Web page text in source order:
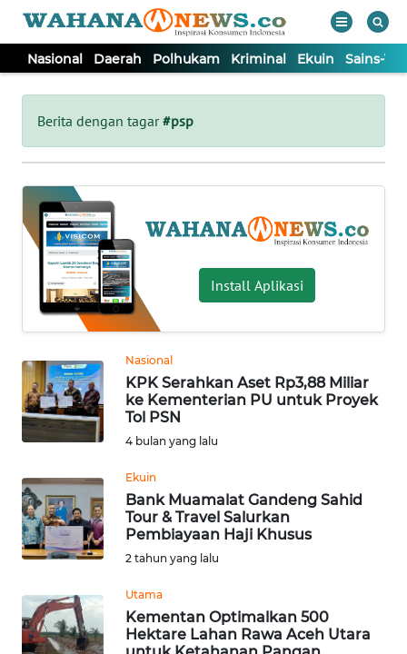
Nasional Daerah Polhukam Kriminal Ekuin Sains-
Berita dengan tagar#psp
Install Aplikasi
Nasional
KPK Serahkan Aset Rp3,88 Miliar
ke Kementerian PU untuk Proyek
Tol PSN
4 bulan yang lalu
Ekuin
Bank Muamalat Gandeng Sahid
Tour & Travel Salurkan
Pembiayaan Haji Khusus
2 tahun yang lalu
Utama
Kementan Optimalkan 500
Hektare Lahan Rawa Aceh Utara
Tutup
NASIONAL
DAERAH
POLHUKAM
KRIMINAL
EKUIN
SAINS-TEKNO
INTERNASIONAL
PENDIDIKAN